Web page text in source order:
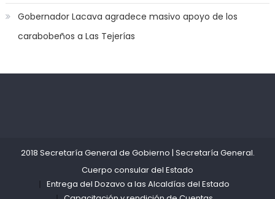
nana
nakamura
gets
Gobernador Lacava agradece masivo apoyo de los
carabobeños a Las Tejerías
Escort
siteler2018 Secretaría General de Gobierno | Secretaría General.
Cuerpo consular del Estado
Entrega del Dozavo a las Alcaldías del Estado